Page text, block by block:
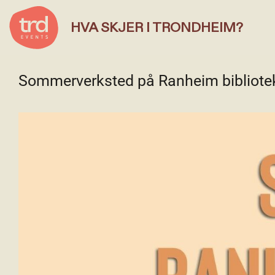
HVA SKJER I TRONDHEIM?
Sommerverksted på Ranheim